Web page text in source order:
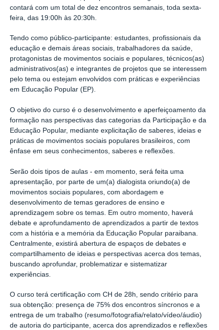
contará com um total de dez encontros semanais, toda sexta-
feira, das 19:00h às 20:30h.
Tendo como público-participante: estudantes, profissionais da
educação e demais áreas sociais, trabalhadores da saúde,
protagonistas de movimentos sociais e populares, técnicos(as)
administrativos(as) e integrantes de projetos que se interessem
pelo tema ou estejam envolvidos com práticas e experiências
em Educação Popular (EP).
O objetivo do curso é o desenvolvimento e aperfeiçoamento da
formação nas perspectivas das categorias da Participação e da
Educação Popular, mediante explicitação de saberes, ideias e
práticas de movimentos sociais populares brasileiros, com
ênfase em seus conhecimentos, saberes e reflexões.
Serão dois tipos de aulas - em momento, será feita uma
apresentação, por parte de um(a) dialogista oriundo(a) de
movimentos sociais populares, com abordagem e
desenvolvimento de temas geradores de ensino e
aprendizagem sobre os temas. Em outro momento, haverá
debate e aprofundamento de aprendizados a partir de textos
com a história e a memória da Educação Popular paraibana.
Centralmente, existirá abertura de espaços de debates e
compartilhamento de ideias e perspectivas acerca dos temas,
buscando aprofundar, problematizar e sistematizar
experiências.
O curso terá certificação com CH de 28h, sendo critério para
sua obtenção: presença de 75% dos encontros síncronos e a
entrega de um trabalho (resumo/fotografia/relato/vídeo/áudio)
de autoria do participante, acerca dos aprendizados e reflexões